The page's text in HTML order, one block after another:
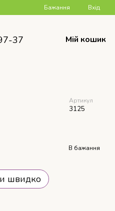
Бажання Вхід
37 Мій кошик
Артикул
3125
В бажання
швидко